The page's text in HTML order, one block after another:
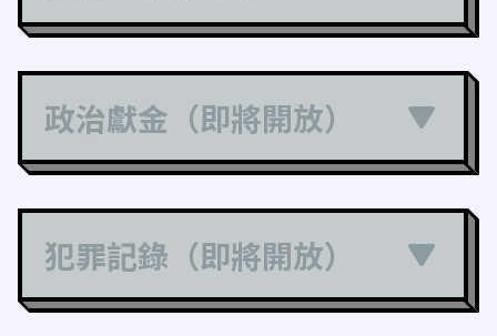
政治獻金（即將開放）
犯罪記錄（即將開放）